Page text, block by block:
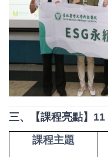
三、【課程亮點】
課程主題